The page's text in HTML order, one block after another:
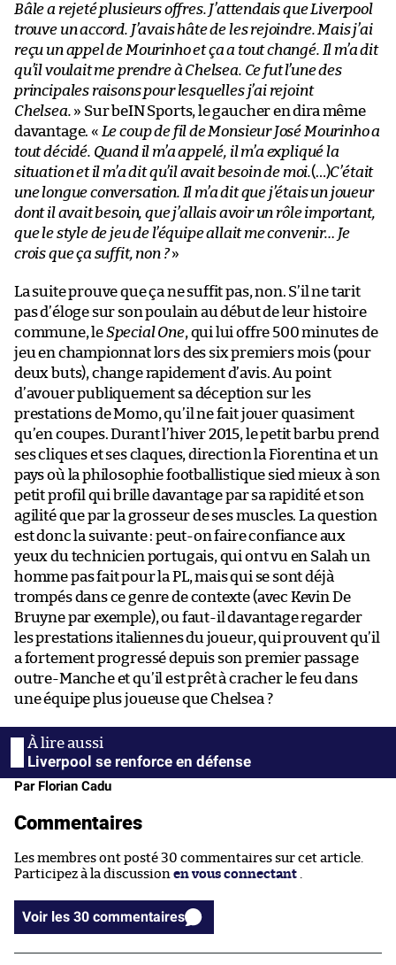
Bâle a rejeté plusieurs offres. J’attendais que Liverpool
trouve un accord. J’avais hâte de les rejoindre. Mais j’ai
reçu un appel de Mourinho et ça a tout changé. Il m’a dit
qu’il voulait me prendre à Chelsea. Ce fut l’une des
principales raisons pour lesquelles j’ai rejoint
Chelsea. » Sur beIN Sports, le gaucher en dira même
davantage. « Le coup de fil de Monsieur José Mourinho a
tout décidé. Quand il m’a appelé, il m’a expliqué la
situation et il m’a dit qu’il avait besoin de moi.(…)C’était
une longue conversation. Il m’a dit que j’étais un joueur
dont il avait besoin, que j’allais avoir un rôle important,
que le style de jeu de l’équipe allait me convenir… Je
crois que ça suffit, non ?»
La suite prouve que ça ne suffit pas, non. S’il ne tarit
pas d’éloge sur son poulain au début de leur histoire
commune, leSpecial One, qui lui offre 500 minutes de
jeu en championnat lors des six premiers mois (pour
deux buts), change rapidement d’avis. Au point
d’avouer publiquement sa déception sur les
prestations de Momo, qu’il ne fait jouer quasiment
qu’en coupes. Durant l’hiver 2015, le petit barbu prend
ses cliques et ses claques, direction la Fiorentina et un
pays où la philosophie footballistique sied mieux à son
petit profil qui brille davantage par sa rapidité et son
agilité que par la grosseur de ses muscles. La question
est donc la suivante : peut-on faire confiance aux
yeux du technicien portugais, qui ont vu en Salah un
homme pas fait pour la PL, mais qui se sont déjà
trompés dans ce genre de contexte (avec Kevin De
Bruyne par exemple), ou faut-il davantage regarder
les prestations italiennes du joueur, qui prouvent qu’il
a fortement progressé depuis son premier passage
outre-Manche et qu’il est prêt à cracher le feu dans
une équipe plus joueuse que Chelsea ?
Liverpool se renforce en défense
Par Florian Cadu
Commentaires
Les membres ont posté 30 commentaires sur cet article.
Participez à la discussion en vous connectant
Voir les 30 commentaires